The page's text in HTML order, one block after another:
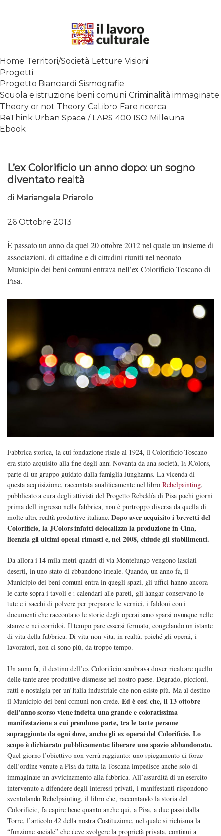
SPALANCARE LE FINESTRE DEI
CONTEMPORANEO
Home Territori/Società Letture Visioni
Progetti
Progetto Bianciardi Sismografie
Scuola e istruzione beni comuni Criminalità immaginate
Theory or not Theory CaLibro Fare ricerca
ReThink Urban Space / LARS 400 ISO Milleuna
Ebook
L’ex Colorificio un anno dopo: un sogno
diventato realtà
di Mariangela Priarolo
26 Ottobre 2013
È passato un anno da quel 20 ottobre 2012 nel quale un insieme di
associazioni, di cittadine e di cittadini riuniti nel neonato
Municipio dei beni comuni entrava nell’ex Colorificio Toscano di
Pisa.
Fabbrica storica, la cui fondazione risale al 1924, il Colorificio Toscano
era stato acquisito alla fine degli anni Novanta da una società, la JColors,
parte di un gruppo guidato dalla famiglia Junghanns. La vicenda di
questa acquisizione, raccontata analiticamente nel libro Rebelpainting,
pubblicato a cura degli attivisti del Progetto Rebeldía di Pisa pochi giorni
prima dell’ingresso nella fabbrica, non è purtroppo diversa da quella di
molte altre realtà produttive italiane. Dopo aver acquisito i brevetti del
Colorificio, la JColors infatti delocalizza la produzione in Cina,
licenzia gli ultimi operai rimasti e, nel 2008, chiude gli stabilimenti.
Da allora i 14 mila metri quadri di via Montelungo vengono lasciati
deserti, in uno stato di abbandono irreale. Quando, un anno fa, il
Municipio dei beni comuni entra in quegli spazi, gli uffici hanno ancora
le carte sopra i tavoli e i calendari alle pareti, gli hangar conservano le
tute e i sacchi di polvere per preparare le vernici, i faldoni con i
documenti che raccontano le storie degli operai sono sparsi ovunque nelle
stanze e nei corridoi. Il tempo pare essersi fermato, congelando un istante
di vita della fabbrica. Di vita-non vita, in realtà, poiché gli operai, i
lavoratori, non ci sono più, da troppo tempo.
Un anno fa, il destino dell’ex Colorificio sembrava dover ricalcare quello
delle tante aree produttive dismesse nel nostro paese. Degrado, piccioni,
ratti e nostalgia per un’Italia industriale che non esiste più. Ma al destino
il Municipio dei beni comuni non crede. Ed è così che, il 13 ottobre
dell’anno scorso viene indetta una grande e coloratissima
manifestazione a cui prendono parte, tra le tante persone
sopraggiunte da ogni dove, anche gli ex operai del Colorificio. Lo
scopo è dichiarato pubblicamente: liberare uno spazio abbandonato.
Quel giorno l’obiettivo non verrà raggiunto: uno spiegamento di forze
dell’ordine venute a Pisa da tutta la Toscana impedisce anche solo di
immaginare un avvicinamento alla fabbrica. All’assurdità di un esercito
intervenuto a difendere degli interessi privati, i manifestanti rispondono
sventolando Rebelpainting, il libro che, raccontando la storia del
Colorificio, fa capire bene quanto anche qui, a Pisa, a due passi dalla
Torre, l’articolo 42 della nostra Costituzione, nel quale si richiama la
“funzione sociale” che deve svolgere la proprietà privata, continui a